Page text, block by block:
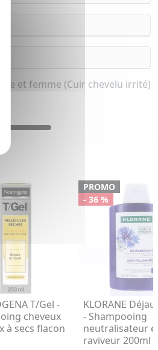
et femme (Cuir chevelu irrité)
T/Gel -
cheveux
à secs flacon
PROMO
- 36 %
KLORANE
- Shampooing
neutralisateur
raviveur 200ml